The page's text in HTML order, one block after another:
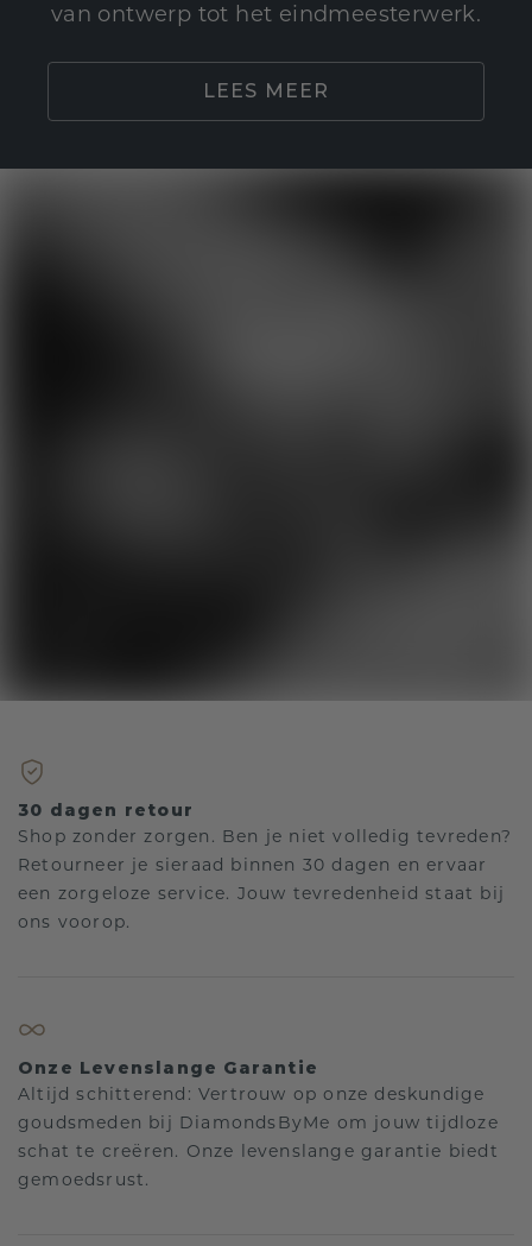
van ontwerp tot het eindmeesterwerk.
LEES MEER
30 dagen retour
Shop zonder zorgen. Ben je niet volledig tevreden?
Retourneer je sieraad binnen 30 dagen en ervaar
een zorgeloze service. Jouw tevredenheid staat bij
ons voorop.
Onze Levenslange Garantie
Altijd schitterend: Vertrouw op onze deskundige
goudsmeden bij DiamondsByMe om jouw tijdloze
schat te creëren. Onze levenslange garantie biedt
gemoedsrust.